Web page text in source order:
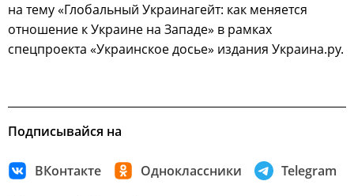
на тему «Глобальный Украинагейт: как меняется
отношение к Украине на Западе» в рамках
спецпроекта «Украинское досье» издания Украина.ру.
Подписывайся на
ВКонтакте Одноклассники Telegram